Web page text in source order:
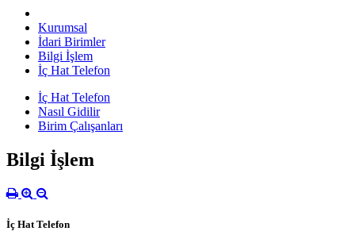
Kurumsal
İdari Birimler
Bilgi İşlem
İç Hat Telefon
İç Hat Telefon
Nasıl Gidilir
Birim Çalışanları
Bilgi İşlem
İç Hat Telefon